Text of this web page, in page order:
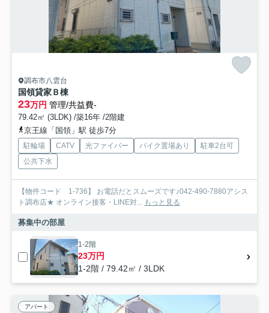
調布市八雲台
国領貸家Ｂ棟
23万円 管理/共益費-
79.42㎡ (3LDK) /築16年 /2階建
京王線「国領」駅 徒歩7分
駐輪場 CATV 光ファイバー バイク置場あり
駐車2台可
公共下水
【物件コード 1-736】 お電話だとスムーズです♪042-490-7880アシス
ト調布店★ オンライン接客・LINE対... もっと見る
募集中の部屋
1-2階
23万円
1-2階 / 79.42㎡ / 3LDK
アパート